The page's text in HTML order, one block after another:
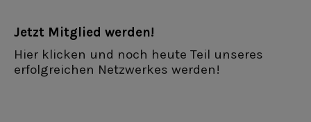
Jetzt Mitglied werden!
Hier klicken und noch heute Teil unseres
erfolgreichen Netzwerkes werden!